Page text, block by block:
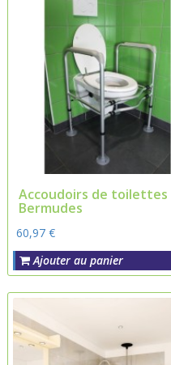
Accoudoirs de toilettes
Bermudes
60,97 €
Ajouter au panier